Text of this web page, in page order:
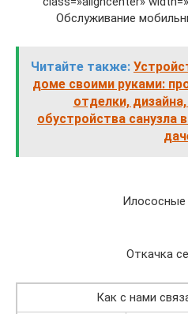
Обслуживание
Читайте также:
доме своими руками:
отделки,
обустройства санузла
Откачка
Как с нами